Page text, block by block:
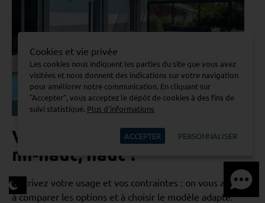
Abri haut / sur mesure - inspiration
Vous hésitez entre bas,
mi‑haut, haut ?
Décrivez votre usage et vos contraintes : on vous aide
à comparer les options et à choisir le modèle adapté.
Cookies et vie privée
Les cookies nous indiquent les parties du site que vous avez
visitées et nous donnent des indications sur votre navigation
pour améliorer notre communication. En cliquant sur
"Accepter", vous acceptez le dépôt de cookies à des fins de
suivi statistique. Plus d'informations
ACCEPTER PERSONNALISER